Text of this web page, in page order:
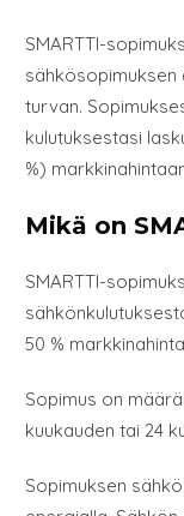
SMARTTI-
sähkösopimuksen
turvan.
kulutuksestasi
%)
Mikä on
SMARTTI-
50 %
Sopimus on
kuukauden tai 24
Sopimuksen